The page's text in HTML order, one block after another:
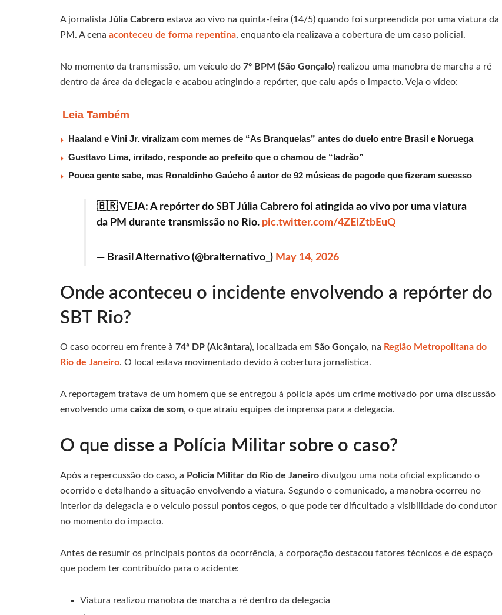
A jornalista Júlia Cabrero estava ao vivo na quinta-feira (14/5) quando foi surpreendida por uma viatura da
PM. A cena aconteceu de forma repentina, enquanto ela realizava a cobertura de um caso policial.
No momento da transmissão, um veículo do 7º BPM (São Gonçalo) realizou uma manobra de marcha a ré
dentro da área da delegacia e acabou atingindo a repórter, que caiu após o impacto. Veja o vídeo:
Leia Também
Haaland e Vini Jr. viralizam com memes de “As Branquelas” antes do duelo entre Brasil e Noruega
Gusttavo Lima, irritado, responde ao prefeito que o chamou de “ladrão”
Pouca gente sabe, mas Ronaldinho Gaúcho é autor de 92 músicas de pagode que fizeram sucesso
🇧🇷 VEJA: A repórter do SBT Júlia Cabrero foi atingida ao vivo por uma viatura
da PM durante transmissão no Rio. pic.twitter.com/4ZEiZtbEuQ
— Brasil Alternativo (@bralternativo_) May 14, 2026
Onde aconteceu o incidente envolvendo a repórter do
SBT Rio?
O caso ocorreu em frente à 74ª DP (Alcântara), localizada em São Gonçalo, na Região Metropolitana do
Rio de Janeiro. O local estava movimentado devido à cobertura jornalística.
A reportagem tratava de um homem que se entregou à polícia após um crime motivado por uma discussão
envolvendo uma caixa de som, o que atraiu equipes de imprensa para a delegacia.
O que disse a Polícia Militar sobre o caso?
Após a repercussão do caso, a Polícia Militar do Rio de Janeiro divulgou uma nota oficial explicando o
ocorrido e detalhando a situação envolvendo a viatura. Segundo o comunicado, a manobra ocorreu no
interior da delegacia e o veículo possui pontos cegos, o que pode ter dificultado a visibilidade do condutor
no momento do impacto.
Antes de resumir os principais pontos da ocorrência, a corporação destacou fatores técnicos e de espaço
que podem ter contribuído para o acidente:
Viatura realizou manobra de marcha a ré dentro da delegacia